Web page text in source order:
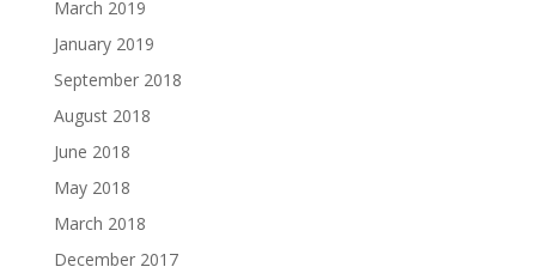
March 2019
January 2019
September 2018
August 2018
June 2018
May 2018
March 2018
December 2017